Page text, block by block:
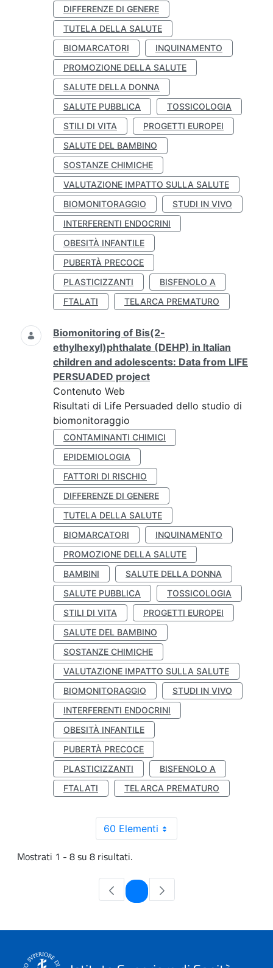
DIFFERENZE DI GENERE
TUTELA DELLA SALUTE
BIOMARCATORI
INQUINAMENTO
PROMOZIONE DELLA SALUTE
SALUTE DELLA DONNA
SALUTE PUBBLICA
TOSSICOLOGIA
STILI DI VITA
PROGETTI EUROPEI
SALUTE DEL BAMBINO
SOSTANZE CHIMICHE
VALUTAZIONE IMPATTO SULLA SALUTE
BIOMONITORAGGIO
STUDI IN VIVO
INTERFERENTI ENDOCRINI
OBESITÀ INFANTILE
PUBERTÀ PRECOCE
PLASTICIZZANTI
BISFENOLO A
FTALATI
TELARCA PREMATURO
Biomonitoring of Bis(2-
ethylhexyl)phthalate (DEHP) in Italian
children and adolescents: Data from LIFE
PERSUADED project
Contenuto Web
Risultati di Life Persuaded dello studio di
biomonitoraggio
CONTAMINANTI CHIMICI
EPIDEMIOLOGIA
FATTORI DI RISCHIO
DIFFERENZE DI GENERE
TUTELA DELLA SALUTE
BIOMARCATORI
INQUINAMENTO
PROMOZIONE DELLA SALUTE
BAMBINI
SALUTE DELLA DONNA
SALUTE PUBBLICA
TOSSICOLOGIA
STILI DI VITA
PROGETTI EUROPEI
SALUTE DEL BAMBINO
SOSTANZE CHIMICHE
VALUTAZIONE IMPATTO SULLA SALUTE
BIOMONITORAGGIO
STUDI IN VIVO
INTERFERENTI ENDOCRINI
OBESITÀ INFANTILE
PUBERTÀ PRECOCE
PLASTICIZZANTI
BISFENOLO A
FTALATI
TELARCA PREMATURO
60 Elementi
Mostrati 1 - 8 su 8 risultati.
Pagina